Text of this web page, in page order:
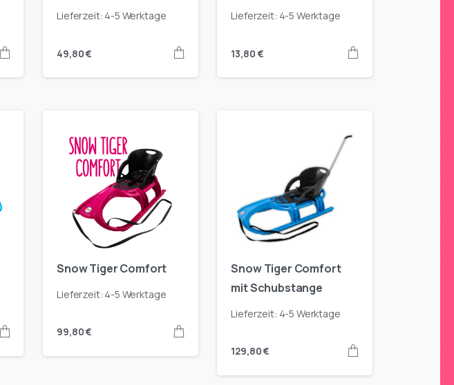
Lieferzeit: 4-5 Werktage
49,80€
Lieferzeit: 4-5 Werktage
13,80 €
Snow Tiger Comfort
Lieferzeit: 4-5 Werktage
99,80€
Snow Tiger Comfort
mit Schubstange
Lieferzeit: 4-5 Werktage
129,80€